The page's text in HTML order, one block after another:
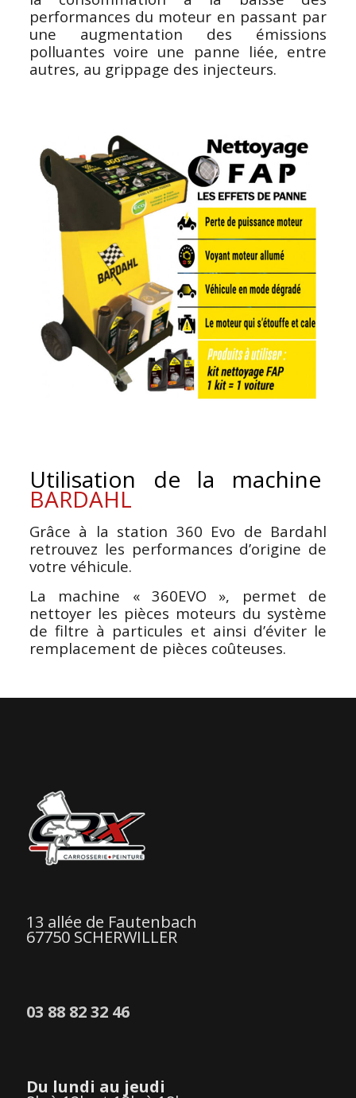
performances du moteur en passant par
une augmentation des émissions
polluantes voire une panne liée, entre
autres, au grippage des injecteurs.
Utilisation de la machine
BARDAHL
Grâce à la station 360 Evo de Bardahl
retrouvez les performances d’origine de
votre véhicule.
La machine « 360EVO », permet de
nettoyer les pièces moteurs du système
de filtre à particules et ainsi d’éviter le
remplacement de pièces coûteuses.
13 allée de Fautenbach
67750 SCHERWILLER
03 88 82 32 46
Du lundi au jeudi